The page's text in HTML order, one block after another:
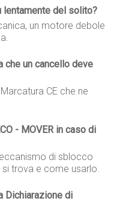
lentamente del solito?
un motore debole
un cancello deve
CE che ne
- MOVER in caso di
di sblocco
trova e come usarlo.
Dichiarazione di